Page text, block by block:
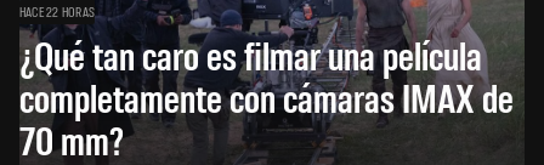
HACE 22 HORAS
¿Qué tan caro es filmar una película
completamente con cámaras IMAX de
70 mm?